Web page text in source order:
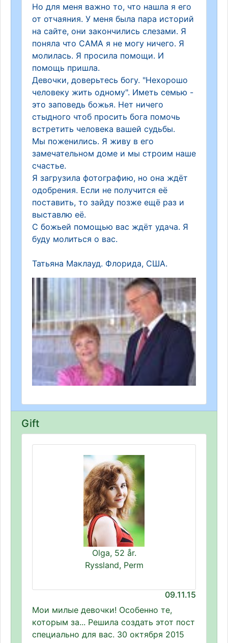
Но для меня важно то, что нашла я его
от отчаяния. У меня была пара историй
на сайте, они закончились слезами. Я
поняла что САМА я не могу ничего. Я
молилась. Я просила помощи. И
помощь пришла.
Девочки, доверьтесь богу. "Нехорошо
человеку жить одному". Иметь семью -
это заповедь божья. Нет ничего
стыдного чтоб просить бога помочь
встретить человека вашей судьбы.
Мы поженились. Я живу в его
замечательном доме и мы строим наше
счастье.
Я загрузила фотографию, но она ждёт
одобрения. Если не получится её
поставить, то зайду позже ещё раз и
выставлю её.
С божьей помощью вас ждёт удача. Я
буду молиться о вас.
Татьяна Маклауд. Флорида, США.
Gift
Olga, 52 år.
Ryssland, Perm
09.11.15
Мои милые девочки! Особенно те,
которым за... Решила создать этот пост
специально для вас. 30 октября 2015